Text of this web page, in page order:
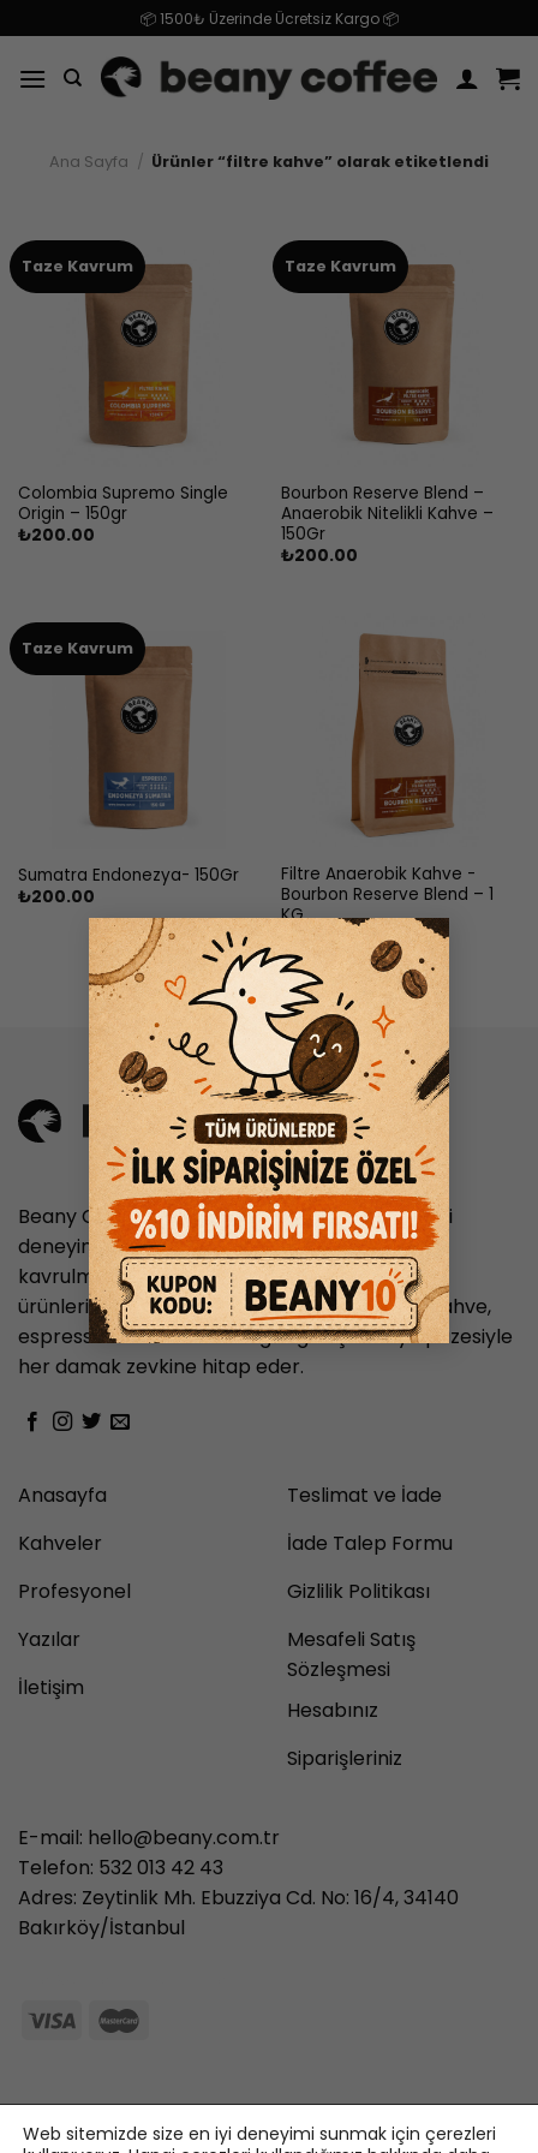
×
atla
📦 1500₺ Üzerinde Ücretsiz Kargo 📦
Ana Sayfa / Ürünler “filtre kahve” olarak etiketlendi
Taze Kavrum
Colombia Supremo Single
Origin – 150gr
₺200.00
Taze Kavrum
Bourbon Reserve Blend –
Anaerobik Nitelikli Kahve –
150Gr
₺200.00
Taze Kavrum
Sumatra Endonezya- 150Gr
₺200.00
Filtre Anaerobik Kahve -
Bourbon Reserve Blend – 1
KG
₺ 1,250.00
Beany Coffee, nitelikli kahve tutkunlarına en iyi
deneyimi sunmayı hedefleyen, taze ve özenle
kavrulmuş kahve çekirdekleriyle hazırlanan
ürünleriyle hizmet veren bir markadır. Filtre kahve,
espresso ve Türk kahvesi gibi geniş ürün yelpazesiyle
her damak zevkine hitap eder.
Anasayfa
Kahveler
Profesyonel
Yazılar
İletişim
Teslimat ve İade
İade Talep Formu
Gizlilik Politikası
Mesafeli Satış
Sözleşmesi
Hesabınız
Siparişleriniz
E-mail: hello@beany.com.tr
Telefon: 532 013 42 43
Adres: Zeytinlik Mh. Ebuzziya Cd. No: 16/4, 34140
Bakırköy/İstanbul
Web sitemizde size en iyi deneyimi sunmak için çerezleri